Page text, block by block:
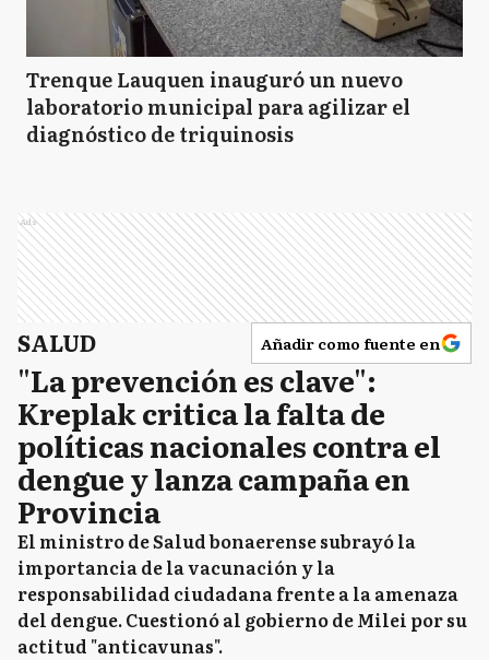
Trenque Lauquen inauguró un nuevo
laboratorio municipal para agilizar el
diagnóstico de triquinosis
Ads
SALUD Añadir como fuente en
"La prevención es clave":
Kreplak critica la falta de
políticas nacionales contra el
dengue y lanza campaña en
Provincia
El ministro de Salud bonaerense subrayó la
importancia de la vacunación y la
responsabilidad ciudadana frente a la amenaza
del dengue. Cuestionó al gobierno de Milei por su
actitud "anticavunas".